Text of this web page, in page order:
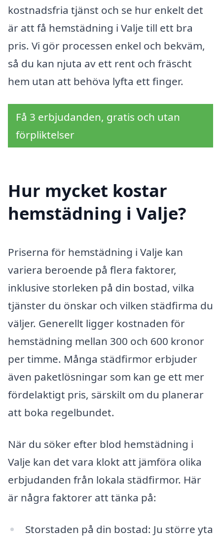
kostnadsfria tjänst och se hur enkelt det
är att få hemstädning i Valje till ett bra
pris. Vi gör processen enkel och bekväm,
så du kan njuta av ett rent och fräscht
hem utan att behöva lyfta ett finger.
Få 3 erbjudanden, gratis och utan
förpliktelser
Hur mycket kostar
hemstädning i Valje?
Priserna för hemstädning i Valje kan
variera beroende på flera faktorer,
inklusive storleken på din bostad, vilka
tjänster du önskar och vilken städfirma du
väljer. Generellt ligger kostnaden för
hemstädning mellan 300 och 600 kronor
per timme. Många städfirmor erbjuder
även paketlösningar som kan ge ett mer
fördelaktigt pris, särskilt om du planerar
att boka regelbundet.
När du söker efter blod hemstädning i
Valje kan det vara klokt att jämföra olika
erbjudanden från lokala städfirmor. Här
är några faktorer att tänka på:
Storstaden på din bostad: Ju större yta